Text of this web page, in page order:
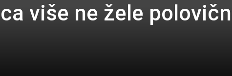
više ne žele